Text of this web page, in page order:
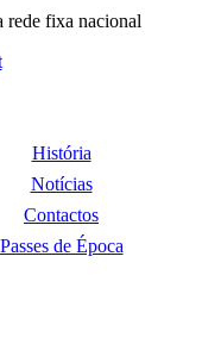
rede fixa nacional
História
Notícias
Contactos
Passes de Época